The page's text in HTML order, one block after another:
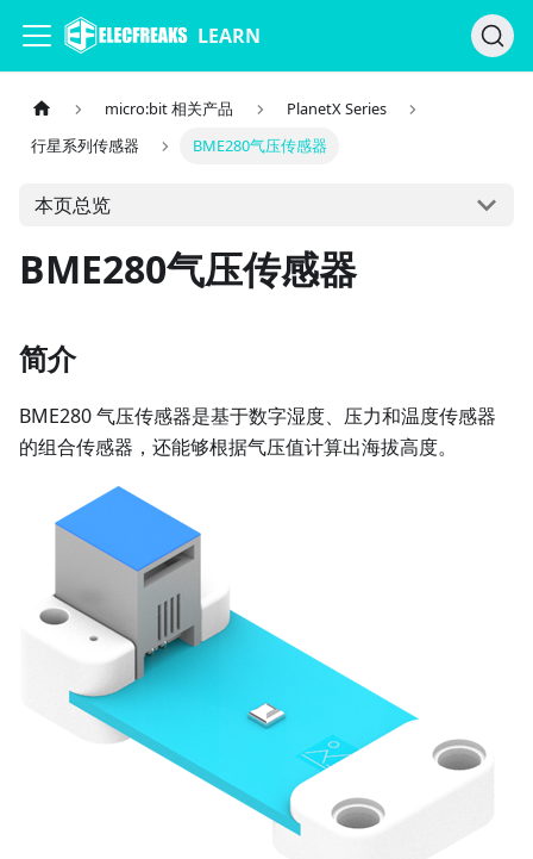
LEARN
micro:bit 相关产品
PlanetX Series
行星系列传感器
BME280气压传感器
本页总览
BME280气压传感器
简介
BME280 气压传感器是基于数字湿度、压力和温度传感器
的组合传感器，还能够根据气压值计算出海拔高度。